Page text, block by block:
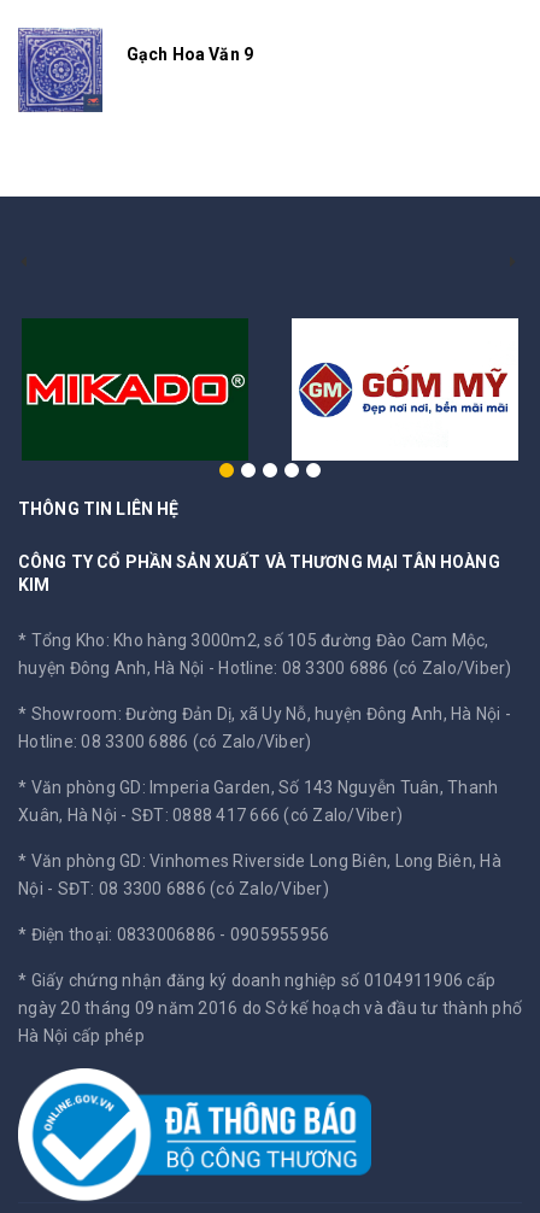
Gạch Hoa Văn 9
THÔNG TIN LIÊN HỆ
CÔNG TY CỔ PHẦN SẢN XUẤT VÀ THƯƠNG MẠI TÂN HOÀNG
KIM
* Tổng Kho: Kho hàng 3000m2, số 105 đường Đào Cam Mộc,
huyện Đông Anh, Hà Nội - Hotline: 08 3300 6886 (có Zalo/Viber)
* Showroom: Đường Đản Dị, xã Uy Nỗ, huyện Đông Anh, Hà Nội -
Hotline: 08 3300 6886 (có Zalo/Viber)
* Văn phòng GD: Imperia Garden, Số 143 Nguyễn Tuân, Thanh
Xuân, Hà Nội - SĐT: 0888 417 666 (có Zalo/Viber)
* Văn phòng GD: Vinhomes Riverside Long Biên, Long Biên, Hà
Nội - SĐT: 08 3300 6886 (có Zalo/Viber)
* Điện thoại: 0833006886 - 0905955956
* Giấy chứng nhận đăng ký doanh nghiệp số 0104911906 cấp
ngày 20 tháng 09 năm 2016 do Sở kế hoạch và đầu tư thành phố
Hà Nội cấp phép